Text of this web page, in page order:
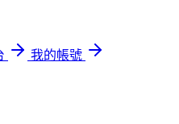
我的帳號